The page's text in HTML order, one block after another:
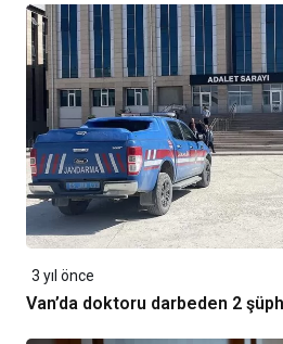
3 yıl önce
Van’da doktoru darbeden 2